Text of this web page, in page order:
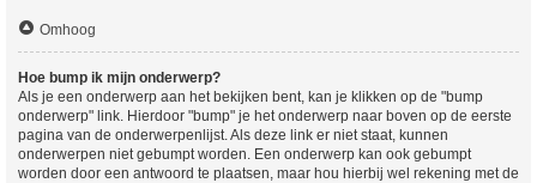
Omhoog
Hoe bump ik mijn onderwerp?
Als je een onderwerp aan het bekijken bent, kan je klikken op de "bump
onderwerp" link. Hierdoor "bump" je het onderwerp naar boven op de eerste
pagina van de onderwerpenlijst. Als deze link er niet staat, kunnen
onderwerpen niet gebumpt worden. Een onderwerp kan ook gebumpt
worden door een antwoord te plaatsen, maar hou hierbij wel rekening met de